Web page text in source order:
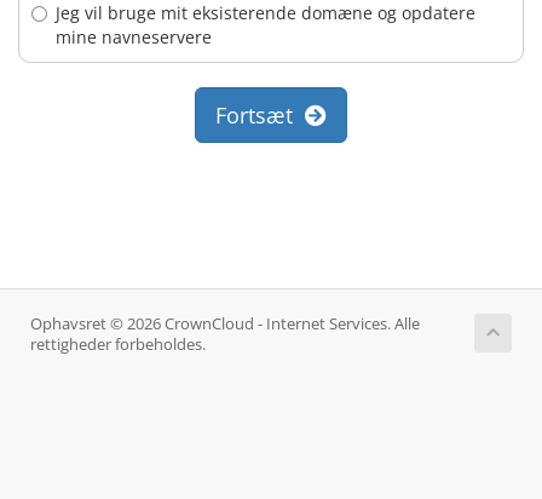
Jeg vil bruge mit eksisterende domæne og opdatere
mine navneservere
Fortsæt
Ophavsret © 2026 CrownCloud - Internet Services. Alle
rettigheder forbeholdes.